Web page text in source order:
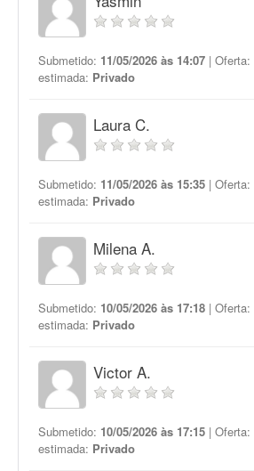
Submetido: 11/05/2026 às 14:07 | Oferta:
estimada: Privado
Laura C.
Submetido: 11/05/2026 às 15:35 | Oferta:
estimada: Privado
Milena A.
Submetido: 10/05/2026 às 17:18 | Oferta:
estimada: Privado
Victor A.
Submetido: 10/05/2026 às 17:15 | Oferta:
estimada: Privado